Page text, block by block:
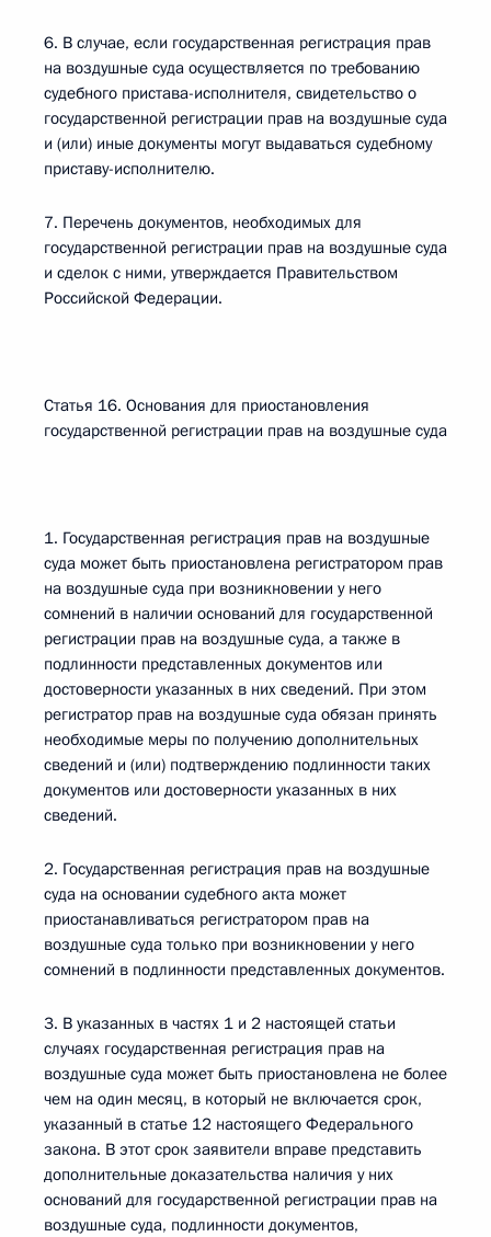
6. В случае, если государственная регистрация прав
на воздушные суда осуществляется по требованию
судебного пристава-исполнителя, свидетельство о
государственной регистрации прав на воздушные суда
и (или) иные документы могут выдаваться судебному
приставу-исполнителю.
7. Перечень документов, необходимых для
государственной регистрации прав на воздушные суда
и сделок с ними, утверждается Правительством
Российской Федерации.
Статья 16. Основания для приостановления
государственной регистрации прав на воздушные суда
1. Государственная регистрация прав на воздушные
суда может быть приостановлена регистратором прав
на воздушные суда при возникновении у него
сомнений в наличии оснований для государственной
регистрации прав на воздушные суда, а также в
подлинности представленных документов или
достоверности указанных в них сведений. При этом
регистратор прав на воздушные суда обязан принять
необходимые меры по получению дополнительных
сведений и (или) подтверждению подлинности таких
документов или достоверности указанных в них
сведений.
2. Государственная регистрация прав на воздушные
суда на основании судебного акта может
приостанавливаться регистратором прав на
воздушные суда только при возникновении у него
сомнений в подлинности представленных документов.
3. В указанных в частях 1 и 2 настоящей статьи
случаях государственная регистрация прав на
воздушные суда может быть приостановлена не более
чем на один месяц, в который не включается срок,
указанный в статье 12 настоящего Федерального
закона. В этот срок заявители вправе представить
дополнительные доказательства наличия у них
оснований для государственной регистрации прав на
воздушные суда, подлинности документов,